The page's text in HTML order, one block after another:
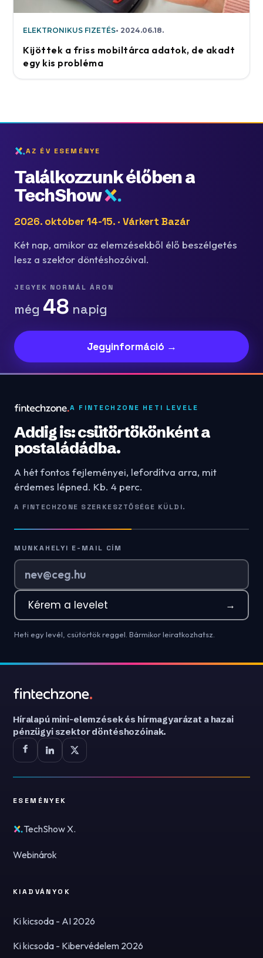
ELEKTRONIKUS FIZETÉS 2024.06.18.
Kijöttek a friss mobiltárca adatok, de akadt
egy kis probléma
AZ ÉV ESEMÉNYE
Találkozzunk élőben a
TechShow
2026. október 14-15. · Várkert Bazár
Két nap, amikor az elemzésekből élő beszélgetés
lesz a szektor döntéshozóival.
JEGYEK NORMÁL ÁRON
még 48 napig
Jegyinformáció →
A FINTECHZONE HETI LEVELE
Addig is: csütörtökönként a
postaládádba.
A hét fontos fejleményei, lefordítva arra, mit
érdemes lépned. Kb. 4 perc.
A FINTECHZONE SZERKESZTŐSÉGE KÜLDI.
MUNKAHELYI E-MAIL CÍM
Kérem a levelet →
Heti egy levél, csütörtök reggel. Bármikor leiratkozhatsz.
Híralapú mini-elemzések és hírmagyarázat a hazai
pénzügyi szektor döntéshozóinak.
ESEMÉNYEK
TechShow X.
Webinárok
KIADVÁNYOK
Ki kicsoda - AI 2026
Ki kicsoda - Kibervédelem 2026